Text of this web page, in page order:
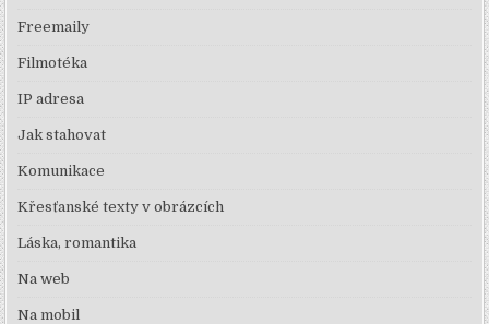
Freemaily
Filmotéka
IP adresa
Jak stahovat
Komunikace
Křesťanské texty v obrázcích
Láska, romantika
Na web
Na mobil